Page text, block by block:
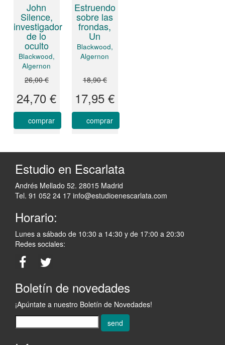
John
Silence,
investigador
de lo
oculto
Blackwood,
Algernon
26,00 €
24,70 €
comprar
Estruendo
sobre las
frondas,
Un
Blackwood,
Algernon
18,90 €
17,95 €
comprar
Estudio en Escarlata
Andrés Mellado 52. 28015 Madrid
Tel. 91 052 24 17 info@estudioenescarlata.com
Horario:
Lunes a sábado de 10:30 a 14:30 y de 17:00 a 20:30
Redes sociales:
Boletín de novedades
¡Apúntate a nuestro Boletín de Novedades!
send